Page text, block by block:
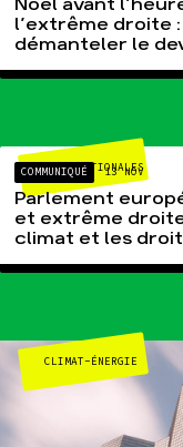
Noël avant
l’extrême droite :
démanteler le
MULTINATIONALES
COMMUNIQUÉ 13 NOV
Parlement
et extrême
climat et les
CLIMAT-ÉNERGIE